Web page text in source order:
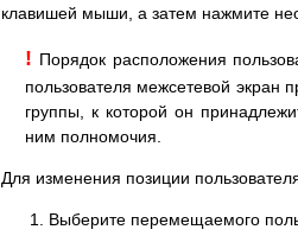
клавишей мыши, а затем нажмите
! Порядок расположения
пользователя межсетевой экран
группы, к которой он
ним полномочия.
Для изменения позиции
Выберите перемещаемого